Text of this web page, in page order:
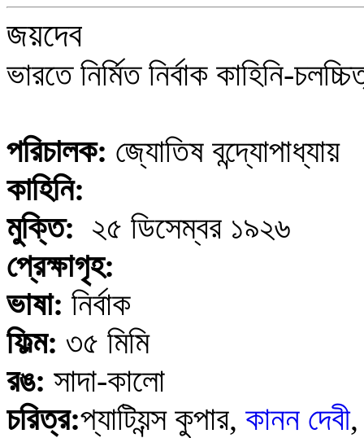
জয়দেব
ভারতে নির্মিত নির্বাক কাহিনি-
পরিচালক: জ্যোতিষ বন্দ্যোপাধ্যায়
কাহিনি:
মুক্তি: ২৫ ডিসেম্বর ১৯২৬
প্রেক্ষাগৃহ:
ভাষা: নির্বাক
ফিল্ম: ৩৫ মিমি
রঙ: সাদা-কালো
চরিত্র:প্যাটিয়ন্স কুপার, কানন দেবী,